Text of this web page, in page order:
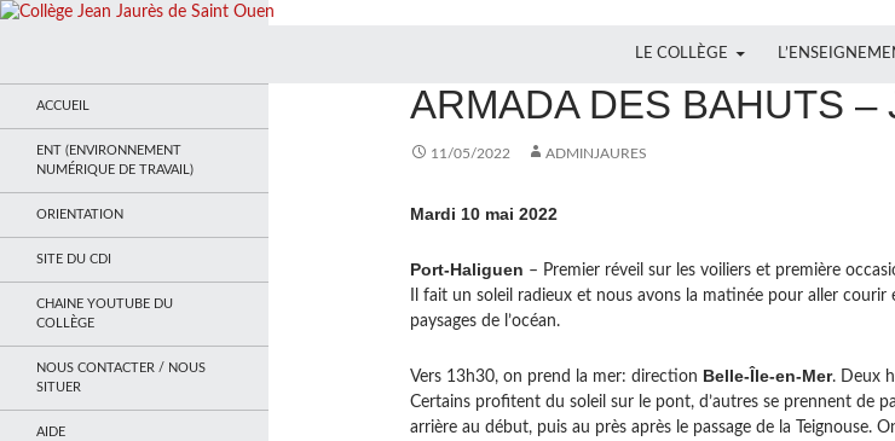
LE COLLÈGE
ARMADA DES BAHUTS –
11/05/2022 ADMINJAURES
Mardi 10 mai 2022
Port-Haliguen – Premier réveil sur les voiliers et première
Il fait un soleil radieux et nous avons la matinée pour aller
paysages de l’océan.
Vers 13h30, on prend la mer: direction Belle-Île-en-Mer. Deux
Certains profitent du soleil sur le pont, d’autres se prennent de
arrière au début, puis au près après le passage de la Teignouse.
ACCUEIL
ENT (ENVIRONNEMENT
NUMÉRIQUE DE TRAVAIL)
ORIENTATION
SITE DU CDI
CHAINE YOUTUBE DU
COLLÈGE
NOUS CONTACTER / NOUS
SITUER
AIDE